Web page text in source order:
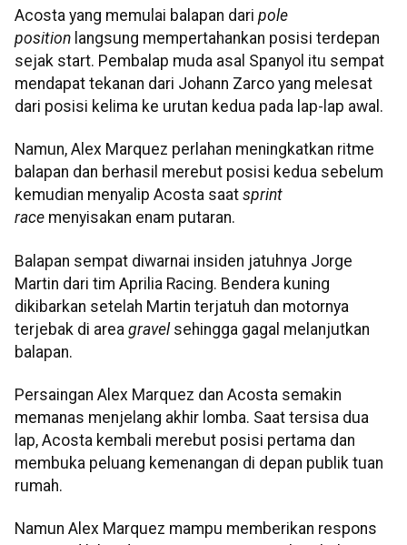
Acosta yang memulai balapan dari pole
position langsung mempertahankan posisi terdepan
sejak start. Pembalap muda asal Spanyol itu sempat
mendapat tekanan dari Johann Zarco yang melesat
dari posisi kelima ke urutan kedua pada lap-lap awal.
Namun, Alex Marquez perlahan meningkatkan ritme
balapan dan berhasil merebut posisi kedua sebelum
kemudian menyalip Acosta saat sprint
race menyisakan enam putaran.
Balapan sempat diwarnai insiden jatuhnya Jorge
Martin dari tim Aprilia Racing. Bendera kuning
dikibarkan setelah Martin terjatuh dan motornya
terjebak di area gravelsehingga gagal melanjutkan
balapan.
Persaingan Alex Marquez dan Acosta semakin
memanas menjelang akhir lomba. Saat tersisa dua
lap, Acosta kembali merebut posisi pertama dan
membuka peluang kemenangan di depan publik tuan
rumah.
Namun Alex Marquez mampu memberikan respons